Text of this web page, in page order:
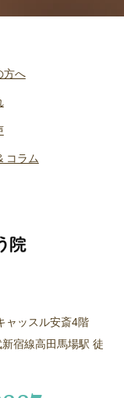
ャッスル安斎4階
宿線高田馬場駅 徒
方へ
コラム